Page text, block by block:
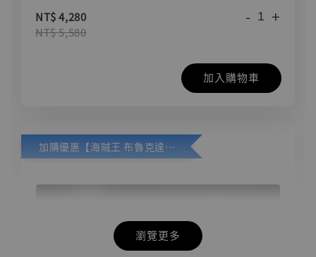
NT$ 4,280
NT$ 5,580
- +
加入購物車
加購優惠【海賊王 布魯克達摩 [7STARS Studio]】
瀏覽更多